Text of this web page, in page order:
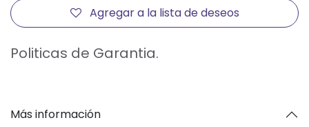
Agregar a la lista de deseos
Politicas de Garantia.
Más información